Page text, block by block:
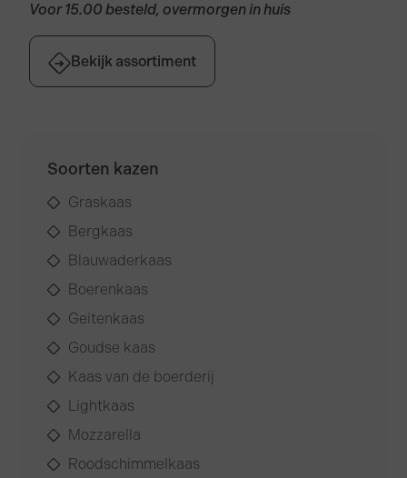
Voor 15.00 besteld, overmorgen in huis
Bekijk assortiment
Soorten kazen
Graskaas
Bergkaas
Blauwaderkaas
Boerenkaas
Geitenkaas
Goudse kaas
Kaas van de boerderij
Lightkaas
Mozzarella
Roodschimmelkaas